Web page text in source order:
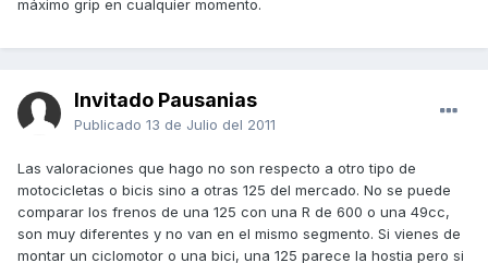
máximo grip en cualquier momento.
Invitado Pausanias
Publicado 13 de Julio del 2011
Las valoraciones que hago no son respecto a otro tipo de
motocicletas o bicis sino a otras 125 del mercado. No se puede
comparar los frenos de una 125 con una R de 600 o una 49cc,
son muy diferentes y no van en el mismo segmento. Si vienes de
montar un ciclomotor o una bici, una 125 parece la hostia pero si